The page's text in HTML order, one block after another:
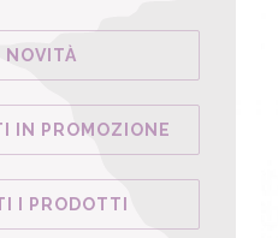
NOVITÀ
IN PROMOZIONE
I PRODOTTI